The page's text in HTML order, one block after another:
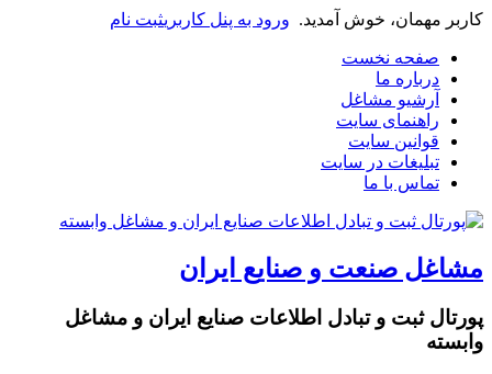
کاربر مهمان، خوش آمدید. ورود به پنل کاربریثبت نام
صفحه نخست
درباره ما
آرشیو مشاغل
راهنمای سایت
قوانین سایت
تبلیغات در سایت
تماس با ما
مشاغل صنعت و صنایع ایران
پورتال ثبت و تبادل اطلاعات صنایع ایران و مشاغل
وابسته